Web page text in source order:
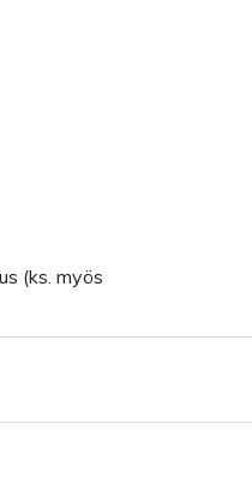
(ks. myös